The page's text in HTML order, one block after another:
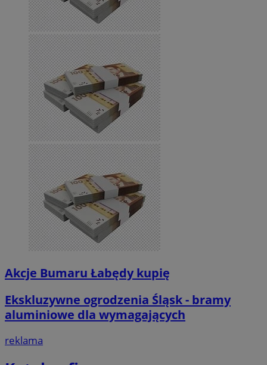
Akcje Bumaru Łabędy kupię
Ekskluzywne ogrodzenia Śląsk - bramy
aluminiowe dla wymagających
reklama